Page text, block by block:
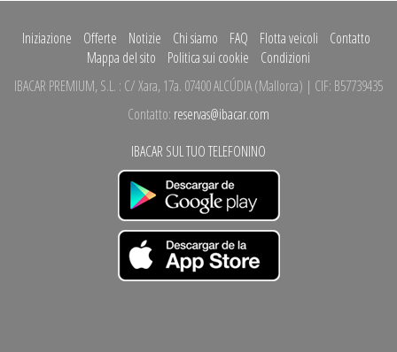
Iniziazione Offerte Notizie Chi siamo FAQ Flotta veicoli
Contatto
Mappa del sito
Politica sui cookie
Condizioni
IBACAR PREMIUM, S.L. : C/ Xara, 17a. 07400 ALCÚDIA(Mallorca) | CIF: B57739435
Contatto: reservas@ibacar.com
IBACAR SUL TUO TELEFONINO